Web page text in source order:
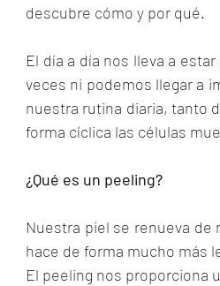
descubre cómo y por qué.
El día a día nos lleva a
veces ni podemos llegar a
nuestra rutina diaria, tanto
forma cíclica las células
¿Qué es un peeling?
Nuestra piel se renueva
hace de forma mucho más
El peeling nos proporciona